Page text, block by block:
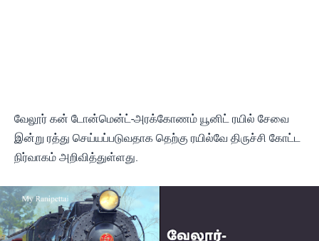
வேலூர் கன் டோன்மென்ட்-அரக்கோணம் யூனிட் ரயில் சேவை
இன்று ரத்து செய்யப்படுவதாக தெற்கு ரயில்வே திருச்சி கோட்ட
நிர்வாகம் அறிவித்துள்ளது.